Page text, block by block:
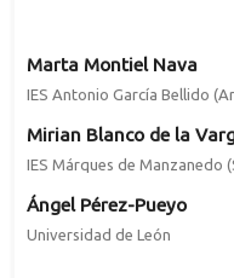
Marta Montiel Nava
IES Antonio García Bellido
Mirian Blanco de la
IES Márques de Manzanedo
Ángel Pérez-Pueyo
Universidad de León